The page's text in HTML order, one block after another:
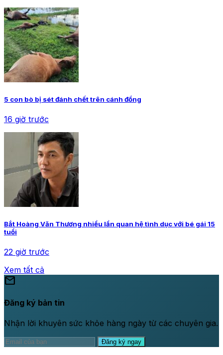
5 con bò bị sét đánh chết trên cánh đồng
16 giờ trước
Bắt Hoàng Văn Thương nhiều lần quan hệ tình dục với bé gái 15
tuổi
22 giờ trước
Xem tất cả
mail
Đăng ký bản tin
Nhận lời khuyên sức khỏe hàng ngày từ các chuyên gia.
Đăng ký ngay